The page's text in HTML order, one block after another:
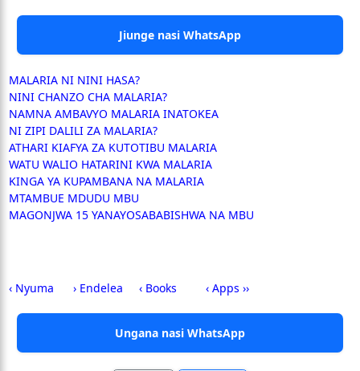
Jiunge nasi WhatsApp
MALARIA NI NINI HASA?
NINI CHANZO CHA MALARIA?
NAMNA AMBAVYO MALARIA INATOKEA
NI ZIPI DALILI ZA MALARIA?
ATHARI KIAFYA ZA KUTOTIBU MALARIA
WATU WALIO HATARINI KWA MALARIA
KINGA YA KUPAMBANA NA MALARIA
MTAMBUE MDUDU MBU
MAGONJWA 15 YANAYOSABABISHWA NA MBU
‹ Nyuma › Endelea ‹ Books ‹ Apps ››
Ungana nasi WhatsApp